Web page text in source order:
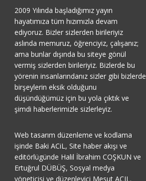
2009 Yılında başladığımız yayın
hayatımıza tüm hızımızla devam
ediyoruz. Bizler sizlerden birileriyiz
aslında memuruz, öğrenciyiz, çalışanız;
ama bunlar dışında bu siteye gönül
vermiş sizlerden birileriyiz. Bizlerde bu
yörenin insanlarındanız sizler gibi bizlerde
birşeylerin eksik olduğunu
düşündüğümüz için bu yola çıktık ve
şimdi haberlerimizle sizlerleyiz.
Web tasarım düzenleme ve kodlama
işinde Baki ACiL, Site haber akışı ve
editörlügünde Halil İbrahim COŞKUN ve
Ertuğrul DÜBÜŞ, Sosyal medya
yöneticisi ve düzenleyici Mesut AÇIL.